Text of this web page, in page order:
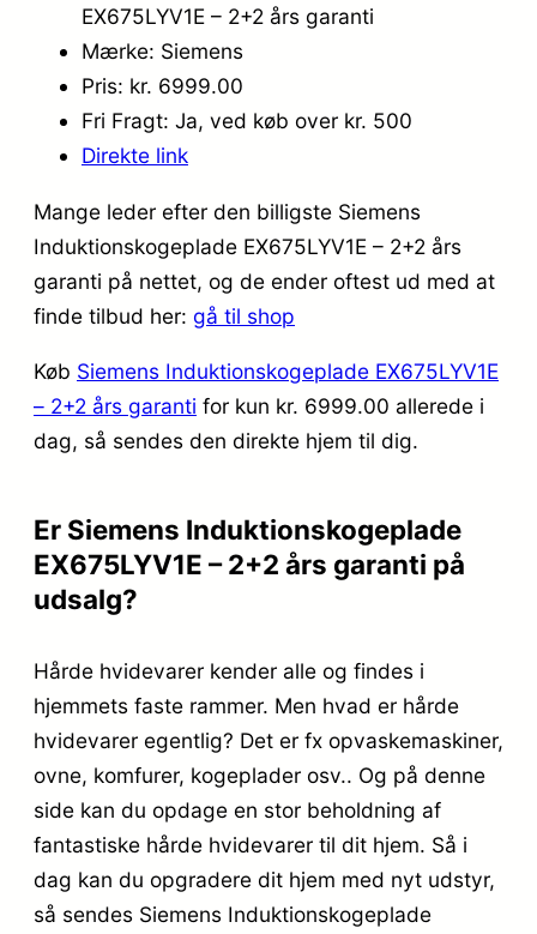
EX675LYV1E – 2+2 års garanti
Mærke: Siemens
Pris: kr. 6999.00
Fri Fragt: Ja, ved køb over kr. 500
Direkte link
Mange leder efter den billigste Siemens
Induktionskogeplade EX675LYV1E – 2+2 års
garanti på nettet, og de ender oftest ud med at
finde tilbud her: gå til shop
Køb Siemens Induktionskogeplade EX675LYV1E
– 2+2 års garanti for kun kr. 6999.00 allerede i
dag, så sendes den direkte hjem til dig.
Er Siemens Induktionskogeplade
EX675LYV1E – 2+2 års garanti på
udsalg?
Hårde hvidevarer kender alle og findes i
hjemmets faste rammer. Men hvad er hårde
hvidevarer egentlig? Det er fx opvaskemaskiner,
ovne, komfurer, kogeplader osv.. Og på denne
side kan du opdage en stor beholdning af
fantastiske hårde hvidevarer til dit hjem. Så i
dag kan du opgradere dit hjem med nyt udstyr,
så sendes Siemens Induktionskogeplade